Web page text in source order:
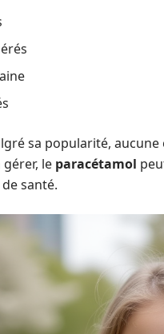
sa popularité,
le paracétamol
santé.